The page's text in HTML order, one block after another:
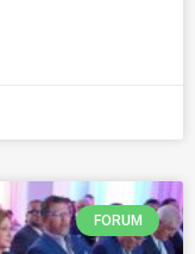
FORUM